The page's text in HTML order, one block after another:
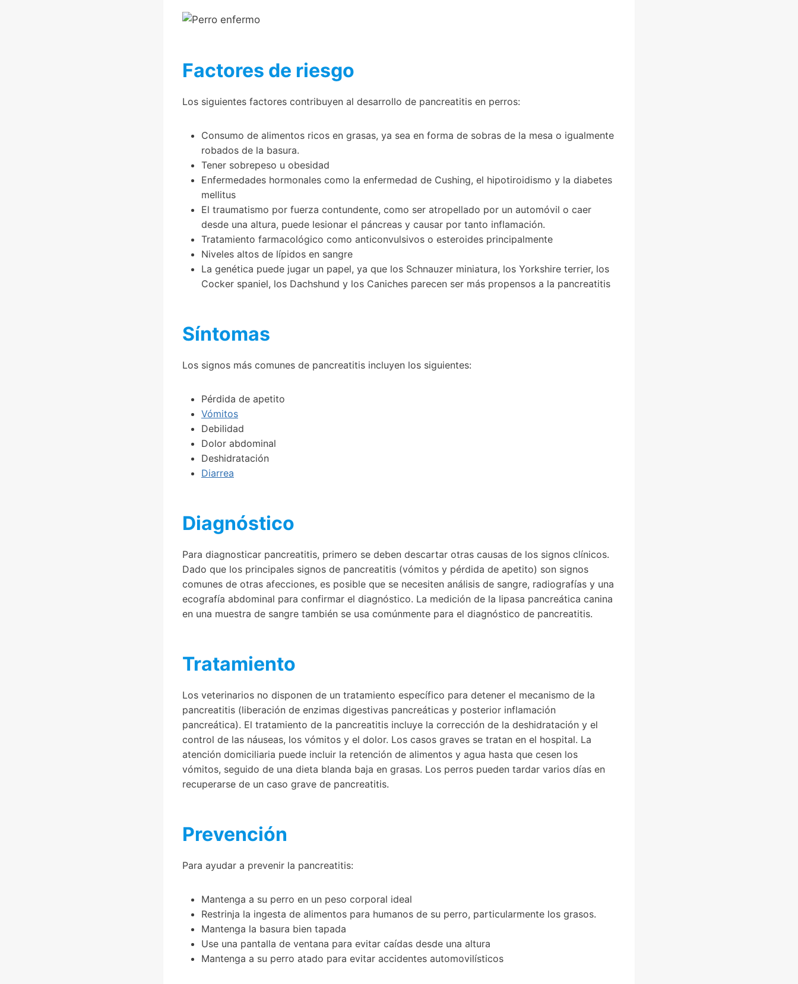
Factores de riesgo
Los siguientes factores contribuyen al desarrollo de pancreatitis en perros:
Consumo de alimentos ricos en grasas, ya sea en forma de sobras de la mesa o igualmente
robados de la basura.
Tener sobrepeso u obesidad
Enfermedades hormonales como la enfermedad de Cushing, el hipotiroidismo y la diabetes
mellitus
El traumatismo por fuerza contundente, como ser atropellado por un automóvil o caer
desde una altura, puede lesionar el páncreas y causar por tanto inflamación.
Tratamiento farmacológico como anticonvulsivos o esteroides principalmente
Niveles altos de lípidos en sangre
La genética puede jugar un papel, ya que los Schnauzer miniatura, los Yorkshire terrier, los
Cocker spaniel, los Dachshund y los Caniches parecen ser más propensos a la pancreatitis
Síntomas
Los signos más comunes de pancreatitis incluyen los siguientes:
Pérdida de apetito
Vómitos
Debilidad
Dolor abdominal
Deshidratación
Diarrea
Diagnóstico
Para diagnosticar pancreatitis, primero se deben descartar otras causas de los signos clínicos.
Dado que los principales signos de pancreatitis (vómitos y pérdida de apetito) son signos
comunes de otras afecciones, es posible que se necesiten análisis de sangre, radiografías y una
ecografía abdominal para confirmar el diagnóstico. La medición de la lipasa pancreática canina
en una muestra de sangre también se usa comúnmente para el diagnóstico de pancreatitis.
Tratamiento
Los veterinarios no disponen de un tratamiento específico para detener el mecanismo de la
pancreatitis (liberación de enzimas digestivas pancreáticas y posterior inflamación
pancreática). El tratamiento de la pancreatitis incluye la corrección de la deshidratación y el
control de las náuseas, los vómitos y el dolor. Los casos graves se tratan en el hospital. La
atención domiciliaria puede incluir la retención de alimentos y agua hasta que cesen los
vómitos, seguido de una dieta blanda baja en grasas. Los perros pueden tardar varios días en
recuperarse de un caso grave de pancreatitis.
Prevención
Para ayudar a prevenir la pancreatitis:
Mantenga a su perro en un peso corporal ideal
Restrinja la ingesta de alimentos para humanos de su perro, particularmente los grasos.
Mantenga la basura bien tapada
Use una pantalla de ventana para evitar caídas desde una altura
Mantenga a su perro atado para evitar accidentes automovilísticos